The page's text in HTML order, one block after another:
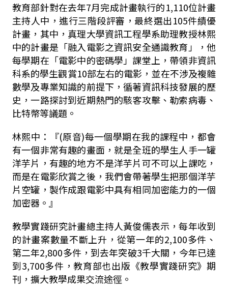
教育部針對在去年7月完成計畫執行的1,110位計畫
主持人中，進行三階段評審，最終選出105件績優
計畫，其中，真理大學資訊工程學系助理教授林熙
中的計畫是「融入電影之資訊安全通識教育」，他
每學期在「電影中的密碼學」課堂上，帶領非資訊
科系的學生觀賞10部左右的電影，並在不涉及複雜
數學及專業知識的前提下，循著資訊科技發展的歷
史，一路探討到近期熱門的駭客攻擊、勒索病毒、
比特幣等議題。
林熙中：『(原音)每一個學期在我的課程中，都會
有一個非常有趣的畫面，就是全班的學生人手一罐
洋芋片，有趣的地方不是洋芋片可不可以上課吃，
而是在電影欣賞之後，我們會帶著學生把那個洋芋
片空罐，製作成跟電影中具有相同加密能力的一個
加密器。』
教學實踐研究計畫總主持人黃俊儒表示，每年收到
的計畫案數量不斷上升，從第一年的2,100多件、
第二年2,800多件，到去年突破3千大關，今年已達
到3,700多件，教育部也出版《教學實踐研究》期
刊，擴大教學成果交流途徑。